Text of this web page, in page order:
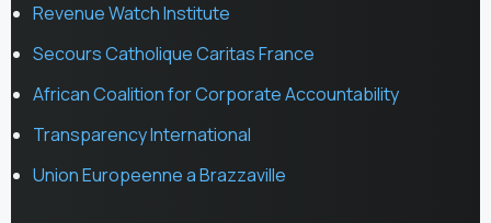
Revenue Watch Institute
Secours Catholique Caritas France
African Coalition for Corporate Accountability
Transparency International
Union Europeenne a Brazzaville